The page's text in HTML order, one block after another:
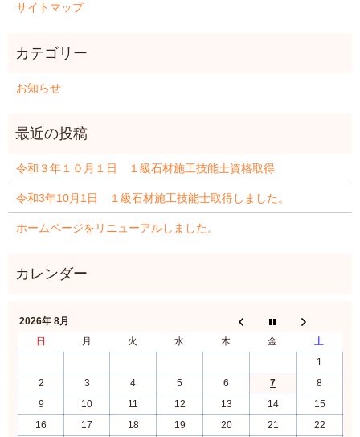
サイトマップ
お知らせ
令和３年１０月１日 １級石材施工技能士資格取得
令和3年10月1日 １級石材施工技能士取得しました。
ホームページをリニューアルしました。
2026年 8月
日
月 火 水 木 金
土
1
2
3 4 5 6 7
8
9
10 11 12 13 14
15
16
17 18 19 20 21 22